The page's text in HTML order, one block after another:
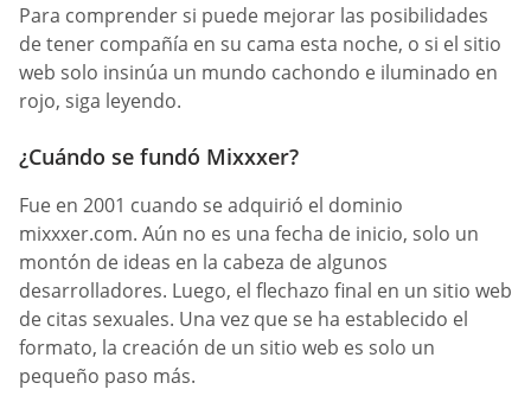
Para comprender si puede mejorar las posibilidades
de tener compañía en su cama esta noche, o si el sitio
web solo insinúa un mundo cachondo e iluminado en
rojo, siga leyendo.
¿Cuándo se fundó Mixxxer?
Fue en 2001 cuando se adquirió el dominio
mixxxer.com. Aún no es una fecha de inicio, solo un
montón de ideas en la cabeza de algunos
desarrolladores. Luego, el flechazo final en un sitio web
de citas sexuales. Una vez que se ha establecido el
formato, la creación de un sitio web es solo un
pequeño paso más.